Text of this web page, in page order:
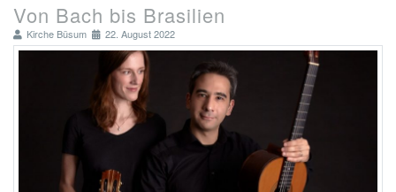
Von Bach bis Brasilien
Kirche Büsum 22. August 2022